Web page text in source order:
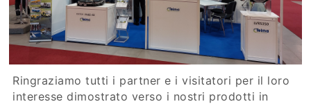
Ringraziamo tutti i partner e i visitatori per il loro
interesse dimostrato verso i nostri prodotti in